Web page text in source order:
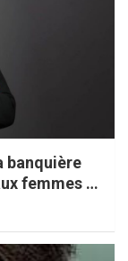
banquière
femmes et